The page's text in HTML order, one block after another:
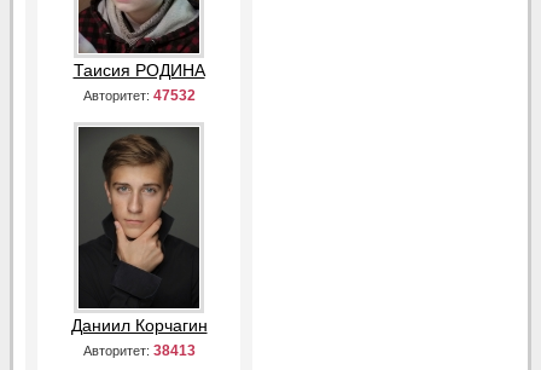
Таисия РОДИНА
Авторитет: 47532
Даниил Корчагин
Авторитет: 38413